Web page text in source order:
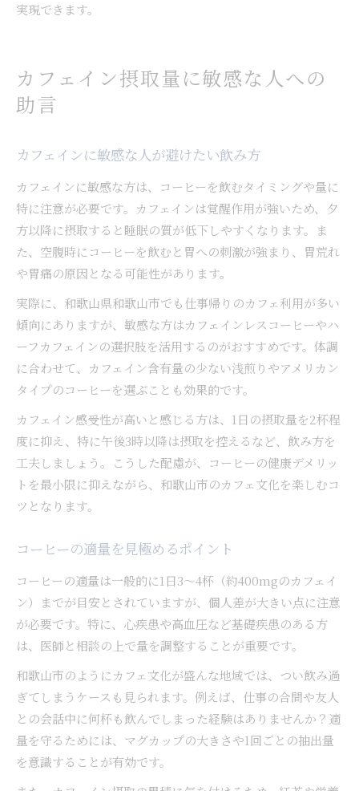
実現できます。
カフェイン摂取量に敏感な人への
助言
カフェインに敏感な人が避けたい飲み方
カフェインに敏感な方は、コーヒーを飲むタイミングや量に
特に注意が必要です。カフェインは覚醒作用が強いため、夕
方以降に摂取すると睡眠の質が低下しやすくなります。ま
た、空腹時にコーヒーを飲むと胃への刺激が強まり、胃荒れ
や胃痛の原因となる可能性があります。
実際に、和歌山県和歌山市でも仕事帰りのカフェ利用が多い
傾向にありますが、敏感な方はカフェインレスコーヒーやハ
ーフカフェインの選択肢を活用するのがおすすめです。体調
に合わせて、カフェイン含有量の少ない浅煎りやアメリカン
タイプのコーヒーを選ぶことも効果的です。
カフェイン感受性が高いと感じる方は、1日の摂取量を2杯程
度に抑え、特に午後3時以降は摂取を控えるなど、飲み方を
工夫しましょう。こうした配慮が、コーヒーの健康デメリッ
トを最小限に抑えながら、和歌山市のカフェ文化を楽しむコ
ツとなります。
コーヒーの適量を見極めるポイント
コーヒーの適量は一般的に1日3～4杯（約400mgのカフェイ
ン）までが目安とされていますが、個人差が大きい点に注意
が必要です。特に、心疾患や高血圧など基礎疾患のある方
は、医師と相談の上で量を調整することが重要です。
和歌山市のようにカフェ文化が盛んな地域では、つい飲み過
ぎてしまうケースも見られます。例えば、仕事の合間や友人
との会話中に何杯も飲んでしまった経験はありませんか？適
量を守るためには、マグカップの大きさや1回ごとの抽出量
を意識することが有効です。